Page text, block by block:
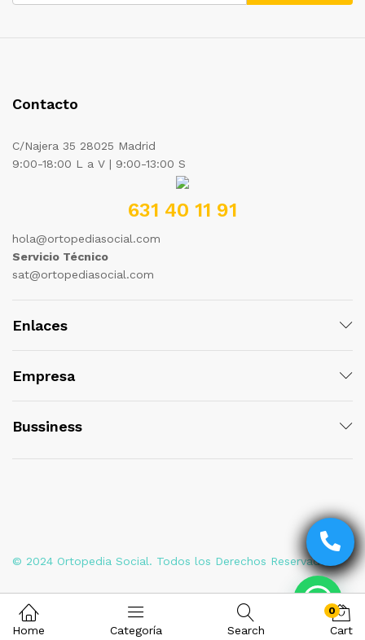
Contacto
C/Najera 35 28025 Madrid
9:00-18:00 L a V | 9:00-13:00 S
631 40 11 91
hola@ortopediasocial.com
Servicio Técnico
sat@ortopediasocial.com
Enlaces
Empresa
Bussiness
© 2024 Ortopedia Social. Todos los Derechos Reservados
Home Categoría Search
0
Cart